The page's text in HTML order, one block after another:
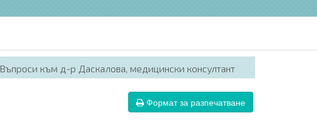
Въпроси към д-р Даскалова, медицински консултант
Формат за разпечатване